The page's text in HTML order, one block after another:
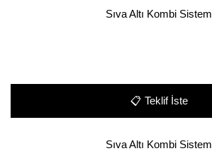
Sıva Altı Kombi Sistem
📋 Teklif İste
Sıva Altı Kombi Sistem